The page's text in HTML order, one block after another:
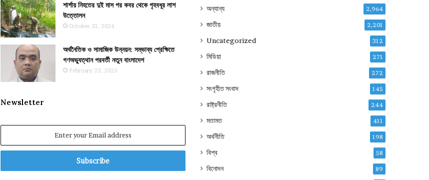
শার্শায় নিহতের দুই মাস পর কবর থেকে গৃহবধূর লাশ
উত্তোলন
October 31, 2024
অর্থনৈতিক ও সামাজিক উন্নয়ন: সম্ভাব্য প্রেক্ষিতে
গণঅভ্যুত্থান পরবর্তী নতুন বাংলাদেশ
February 23, 2025
Newsletter
Email
অন্যান্য 2,964
জাতীয় 2,201
Uncategorized 312
মিডিয়া 271
রাজনীতি 272
সংগৃহীত সংবাদ 145
রাষ্ট্রনীতি 244
মতামত 411
অর্থনীতি 198
বিশ্ব 58
বিনোদন 89